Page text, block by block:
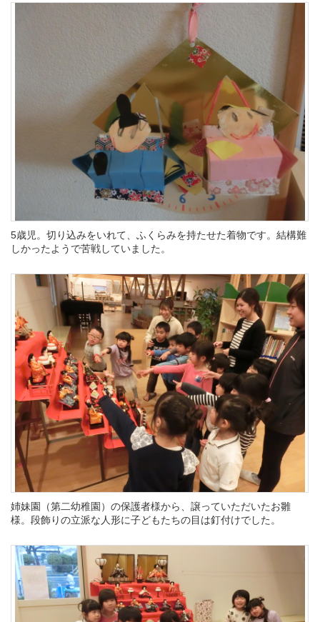
5歳児。切り込みをいれて、ふくらみを持たせた着物です。結構難
しかったようで苦戦していました。
姉妹園（第二幼稚園）の保護者様から、譲っていただいたお雛
様。段飾りの立派な人形に子どもたちの目は釘付けでした。